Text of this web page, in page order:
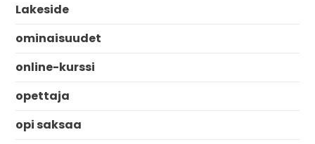
Lakeside
ominaisuudet
online-kurssi
opettaja
opi saksaa